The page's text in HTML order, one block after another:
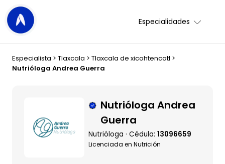
Especialidades
Especialista > Tlaxcala > Tlaxcala de xicohtencatl >
Nutrióloga Andrea Guerra
Nutrióloga Andrea
Guerra
Nutrióloga · Cédula: 13096659
Licenciada en Nutrición